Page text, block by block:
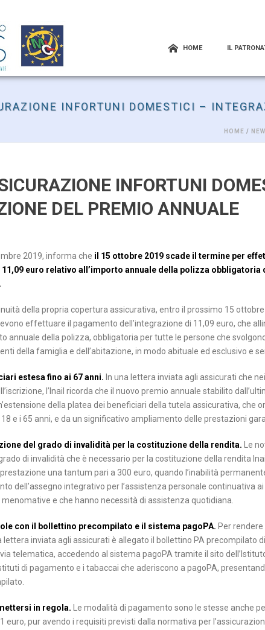
HOME IL
INFORTUNI DOMESTICI –
HOME /
INFORTUNI
DEL PREMIO ANNUALE
2019, informa che il 15 ottobre 2019 scade il termine per
euro relativo all’importo annuale della polizza
della propria copertura assicurativa, entro il prossimo 15
effettuare il pagamento dell’integrazione di 11,09 euro, che
annuale della polizza, obbligatoria per tutte le persone che
della famiglia e dell’abitazione, in modo abituale ed esclusivo e
estesa fino ai 67 anni. In una lettera inviata agli assicurati che
l’Inail ricorda che il nuovo premio annuale stabilito
della platea dei beneficiari della tutela assicurativa, che
e i 65 anni, e da un significativo ampliamento delle prestazioni
del grado di invalidità per la costituzione della rendita. Le
di invalidità che è necessario per la costituzione della rendita
una tantum pari a 300 euro, quando l’inabilità
dell’assegno integrativo per l’assistenza personale continuativa
e che hanno necessità di assistenza quotidiana.
con il bollettino precompilato e il sistema pagoPA. Per
lettera inviata agli assicurati è allegato il bollettino PA precompilato
telematica, accedendo al sistema pagoPA tramite il sito
di pagamento e i tabaccai che aderiscono a pagoPA,
in regola. Le modalità di pagamento sono le stesse anche
euro, pur avendo i requisiti previsti dalla normativa per